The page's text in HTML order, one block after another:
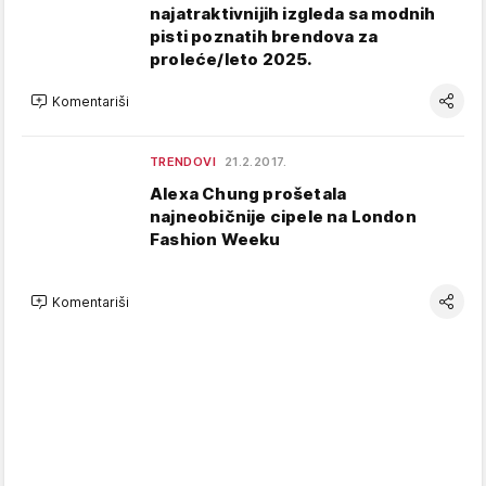
najatraktivnijih izgleda sa modnih
pisti poznatih brendova za
proleće/leto 2025.
Komentariši
TRENDOVI 21.2.2017.
Alexa Chung prošetala
najneobičnije cipele na London
Fashion Weeku
Komentariši